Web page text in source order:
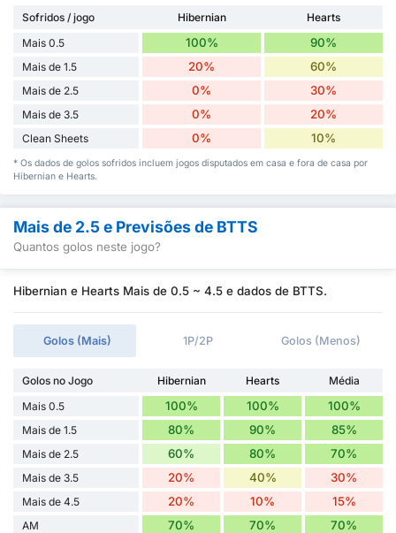
Sofridos / jogo Hibernian
Hearts
Mais 0.5
100% 90%
Mais de 1.5 20% 60%
Mais de 2.5 0% 30%
Mais de 3.5 0% 20%
Clean Sheets 0% 10%
* Os dados de golos sofridos incluem jogos disputados em casa e fora de casa por
Hibernian e Hearts.
Mais de 2.5 e Previsões de BTTS
Quantos golos neste jogo?
Hibernian e Hearts Mais de 0.5 ~ 4.5 e dados de BTTS.
Golos (Mais) 1P/2P Golos (Menos)
Golos no Jogo Hibernian Hearts
Média
Mais 0.5
100% 100% 100%
Mais de 1.5 80% 90% 85%
Mais de 2.5 60% 80% 70%
Mais de 3.5 20% 40% 30%
Mais de 4.5 20% 10% 15%
AM 70% 70% 70%